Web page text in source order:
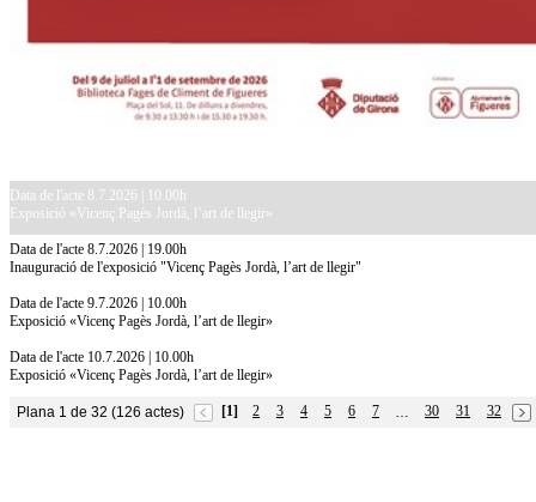
Data de l'acte 8.7.2026 | 10.00h
Exposició «Vicenç Pagès Jordà, l’art de llegir»
Data de l'acte 8.7.2026 | 19.00h
Inauguració de l'exposició "Vicenç Pagès Jordà, l’art de llegir"
Data de l'acte 9.7.2026 | 10.00h
Exposició «Vicenç Pagès Jordà, l’art de llegir»
Data de l'acte 10.7.2026 | 10.00h
Exposició «Vicenç Pagès Jordà, l’art de llegir»
Plana 1 de 32 (126 actes) [1] 2 3 4 5 6 7 … 30 31
32